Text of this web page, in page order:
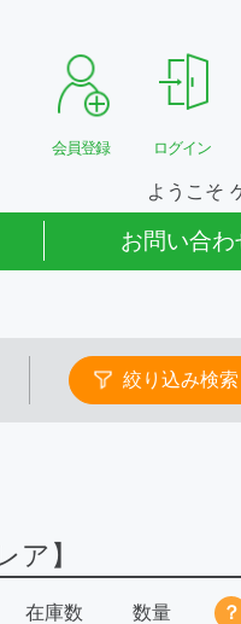
会員登録 ログイン
ようこそ
お問い合わ
絞り込み検索
ア】
在庫数 数量 ？